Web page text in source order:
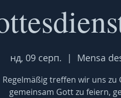
нд, 09 серп.
  |
Mensa
Regelmäßig treffen wir uns
gemeinsam Gott zu feiern,